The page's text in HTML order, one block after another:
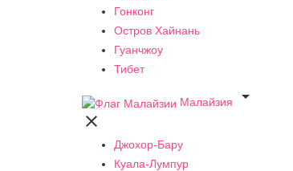
Гонконг
Остров Хайнань
Гуанчжоу
Тибет
Малайзия


Джохор-Бару
Куала-Лумпур